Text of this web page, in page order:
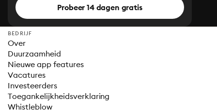
Probeer 14 dagen gratis
BEDRIJF
Over
Duurzaamheid
Nieuwe app features
Vacatures
Investeerders
Toegankelijkheidsverklaring
Whistleblow